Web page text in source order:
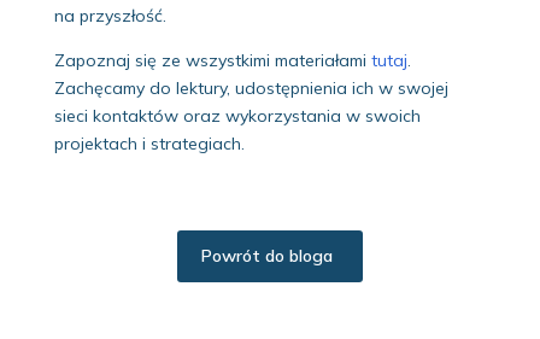
na przyszłość.
Zapoznaj się ze wszystkimi materiałami tutaj.
Zachęcamy do lektury, udostępnienia ich w swojej
sieci kontaktów oraz wykorzystania w swoich
projektach i strategiach.
Powrót do bloga